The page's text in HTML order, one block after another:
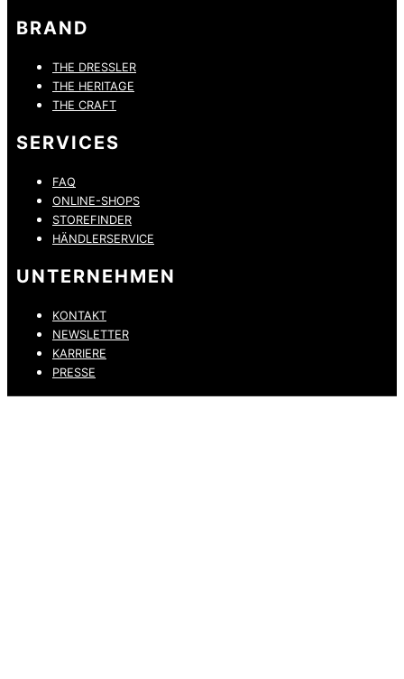
BRAND
THE DRESSLER
THE HERITAGE
THE CRAFT
SERVICES
FAQ
ONLINE-SHOPS
STOREFINDER
HÄNDLERSERVICE
UNTERNEHMEN
KONTAKT
NEWSLETTER
KARRIERE
PRESSE